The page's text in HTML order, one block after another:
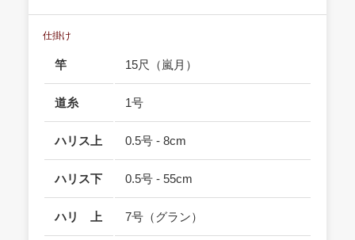
仕掛け
竿 15尺（嵐月）
道糸 1号
ハリス上 0.5号 - 8cm
ハリス下 0.5号 - 55cm
ハリ 上 7号（グラン）